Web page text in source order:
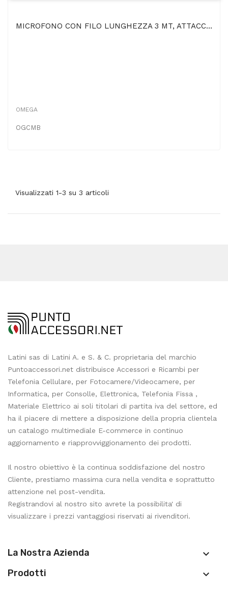
MICROFONO CON FILO LUNGHEZZA 3 MT, ATTACCO JACK 6,3MM E TASTO ON/OFF PER KARAOKE, PRESENTAZIONI...
OMEGA
OGCMB
Visualizzati 1-3 su 3 articoli
Latini sas di Latini A. e S. & C. proprietaria del marchio
Puntoaccessori.net distribuisce Accessori e Ricambi per
Telefonia Cellulare, per Fotocamere/Videocamere, per
Informatica, per Consolle, Elettronica, Telefonia Fissa ,
Materiale Elettrico ai soli titolari di partita iva del settore, ed
ha il piacere di mettere a disposizione della propria clientela
un catalogo multimediale E-commerce in continuo
aggiornamento e riapprovviggionamento dei prodotti.
Il nostro obiettivo è la continua soddisfazione del nostro
Cliente, prestiamo massima cura nella vendita e soprattutto
attenzione nel post-vendita.
Registrandovi al nostro sito avrete la possibilita' di
visualizzare i prezzi vantaggiosi riservati ai rivenditori.
La Nostra Azienda 
Prodotti 